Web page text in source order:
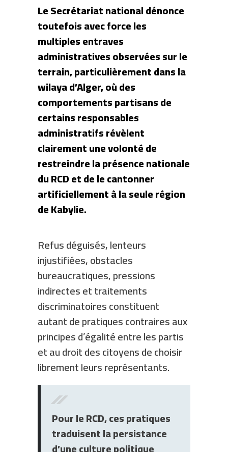
Le Secrétariat national dénonce
toutefois avec force les
multiples entraves
administratives observées sur le
terrain, particulièrement dans la
wilaya d’Alger, où des
comportements partisans de
certains responsables
administratifs révèlent
clairement une volonté de
restreindre la présence nationale
du RCD et de le cantonner
artificiellement à la seule région
de Kabylie.
Refus déguisés, lenteurs
injustifiées, obstacles
bureaucratiques, pressions
indirectes et traitements
discriminatoires constituent
autant de pratiques contraires aux
principes d’égalité entre les partis
et au droit des citoyens de choisir
librement leurs représentants.
Pour le RCD, ces pratiques
traduisent la persistance